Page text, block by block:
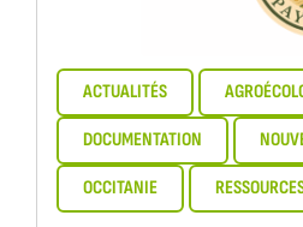
ACTUALITÉS
DOCUMENTATION
OCCITANIE